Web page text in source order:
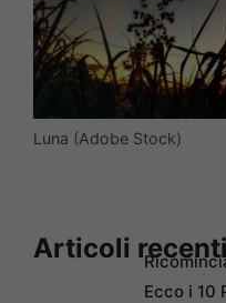
Luna (Adobe Stock)
Articoli recenti
Ecco i 10